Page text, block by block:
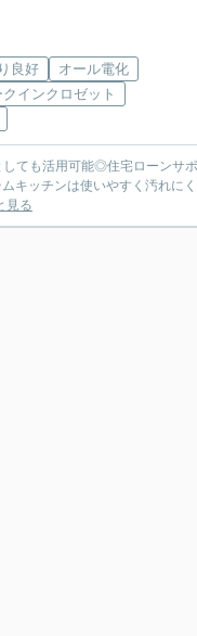
良好
オール電化
インクロゼット
しても活用可能◎住宅ローンサ
見る